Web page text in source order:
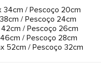
34cm / Pescoço 20cm
/ Pescoço 24cm
42cm / Pescoço 26cm
/ Pescoço 28cm
52cm / Pescoço 32cm